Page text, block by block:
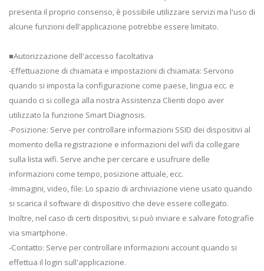
presenta il proprio consenso, è possibile utilizzare servizi ma l'uso di
alcune funzioni dell'applicazione potrebbe essere limitato.
■Autorizzazione dell'accesso facoltativa
-Effettuazione di chiamata e impostazioni di chiamata: Servono
quando si imposta la configurazione come paese, lingua ecc. e
quando ci si collega alla nostra Assistenza Clienti dopo aver
utilizzato la funzione Smart Diagnosis.
-Posizione: Serve per controllare informazioni SSID dei dispositivi al
momento della registrazione e informazioni del wifi da collegare
sulla lista wifi. Serve anche per cercare e usufruire delle
informazioni come tempo, posizione attuale, ecc.
-Immagini, video, file: Lo spazio di archiviazione viene usato quando
si scarica il software di dispositivo che deve essere collegato.
Inoltre, nel caso di certi dispositivi, si può inviare e salvare fotografie
via smartphone.
-Contatto: Serve per controllare informazioni account quando si
effettua il login sull'applicazione.